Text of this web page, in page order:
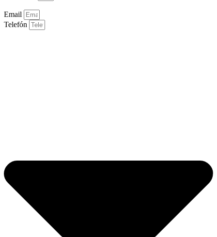
Email
Telefón